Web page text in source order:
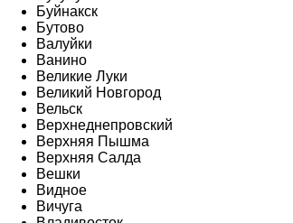
Буйнакск
Бутово
Валуйки
Ванино
Великие Луки
Великий Новгород
Вельск
Верхнеднепровский
Верхняя Пышма
Верхняя Салда
Вешки
Видное
Вичуга